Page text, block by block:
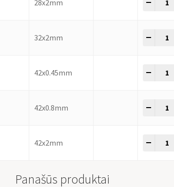
28x2mm
32x2mm
42x0.45mm
42x0.8mm
42x2mm
Panašūs produktai